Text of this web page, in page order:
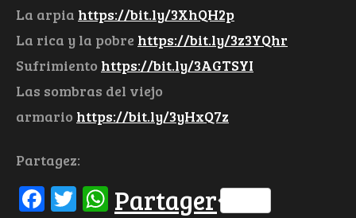
La arpia https://bit.ly/3XhQH2p
La rica y la pobre https://bit.ly/3z3YQhr
Sufrimiento https://bit.ly/3AGTSYI
Las sombras del viejo
armario https://bit.ly/3yHxQ7z
Partagez:
Facebook
Twitter
WhatsApp
Partager